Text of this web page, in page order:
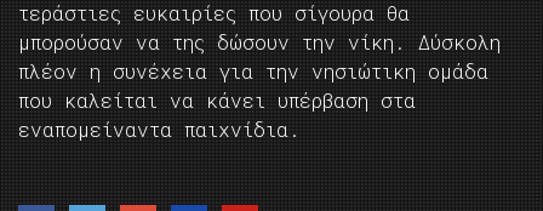
τεράστιες ευκαιρίες που σίγουρα θα
μπορούσαν να της δώσουν την νίκη. Δύσκολη
πλέον η συνέχεια για την νησιώτικη ομάδα
που καλείται να κάνει υπέρβαση στα
εναπομείναντα παιχνίδια.